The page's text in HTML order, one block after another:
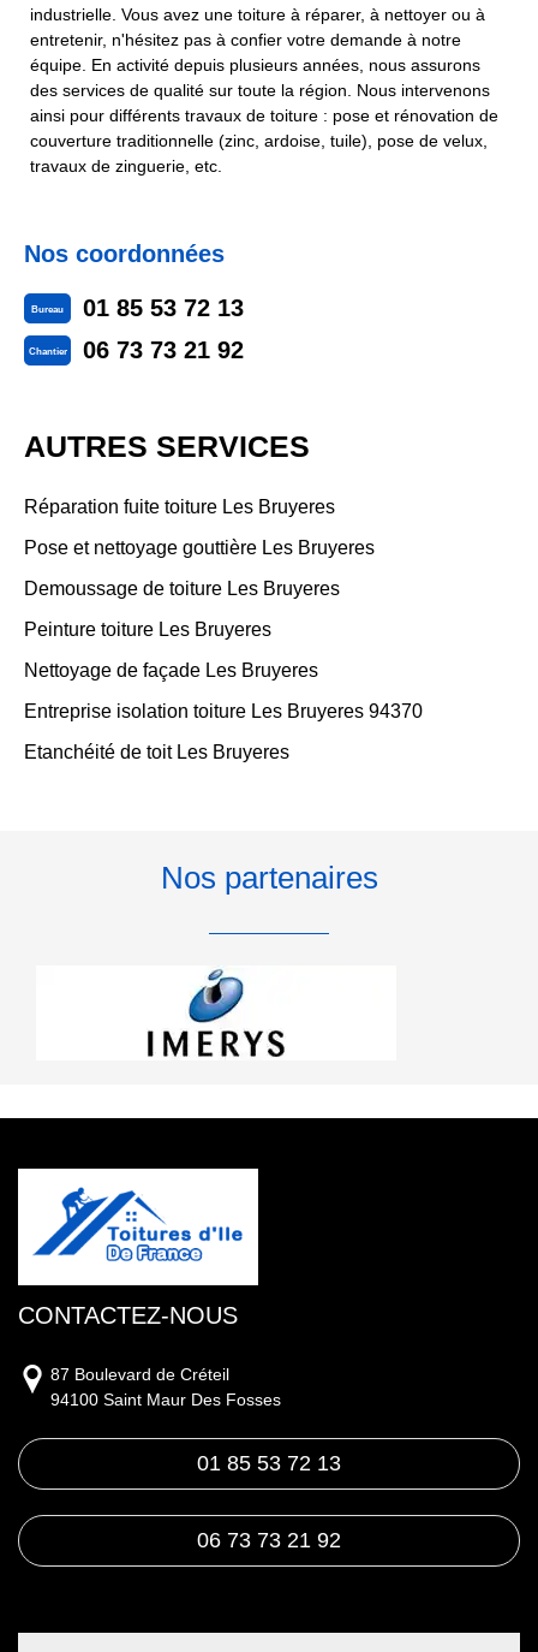
industrielle. Vous avez une toiture à réparer, à nettoyer ou à
entretenir, n'hésitez pas à confier votre demande à notre
équipe. En activité depuis plusieurs années, nous assurons
des services de qualité sur toute la région. Nous intervenons
ainsi pour différents travaux de toiture : pose et rénovation de
couverture traditionnelle (zinc, ardoise, tuile), pose de velux,
travaux de zinguerie, etc.
Nos coordonnées
Bureau 01 85 53 72 13
Chantier 06 73 73 21 92
AUTRES SERVICES
Réparation fuite toiture Les Bruyeres
Pose et nettoyage gouttière Les Bruyeres
Demoussage de toiture Les Bruyeres
Peinture toiture Les Bruyeres
Nettoyage de façade Les Bruyeres
Entreprise isolation toiture Les Bruyeres 94370
Etanchéité de toit Les Bruyeres
Nos partenaires
CONTACTEZ-NOUS
87 Boulevard de Créteil
94100 Saint Maur Des Fosses
01 85 53 72 13
06 73 73 21 92